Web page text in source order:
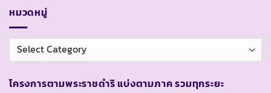
หมวดหมู่
หมวด
หมู่
โครงการตามพระราชดำริ แบ่งตามภาค รวมทุกระยะ